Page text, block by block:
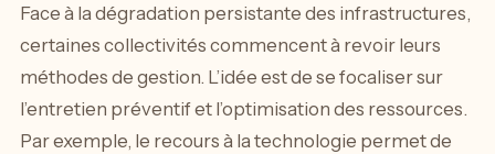
Face à la dégradation persistante des infrastructures,
certaines collectivités commencent à revoir leurs
méthodes de gestion. L’idée est de se focaliser sur
l’entretien préventif et l’optimisation des ressources.
Par exemple, le recours à la technologie permet de